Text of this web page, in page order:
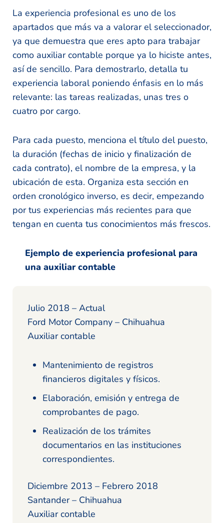
La experiencia profesional es uno de los
apartados que más va a valorar el seleccionador,
ya que demuestra que eres apto para trabajar
como auxiliar contable porque ya lo hiciste antes,
así de sencillo. Para demostrarlo, detalla tu
experiencia laboral poniendo énfasis en lo más
relevante: las tareas realizadas, unas tres o
cuatro por cargo.
Para cada puesto, menciona el título del puesto,
la duración (fechas de inicio y finalización de
cada contrato), el nombre de la empresa, y la
ubicación de esta. Organiza esta sección en
orden cronológico inverso, es decir, empezando
por tus experiencias más recientes para que
tengan en cuenta tus conocimientos más frescos.
Ejemplo de experiencia profesional para
una auxiliar contable
Julio 2018 – Actual
Ford Motor Company – Chihuahua
Auxiliar contable
Mantenimiento de registros
financieros digitales y físicos.
Elaboración, emisión y entrega de
comprobantes de pago.
Realización de los trámites
documentarios en las instituciones
correspondientes.
Diciembre 2013 – Febrero 2018
Santander – Chihuahua
Auxiliar contable